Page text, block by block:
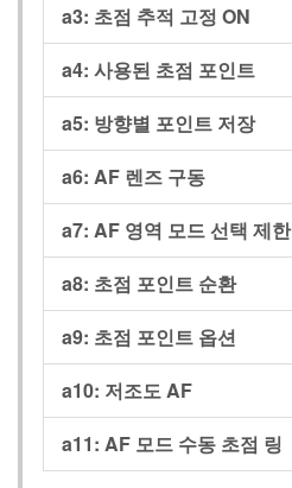
a3: 초점 추적 고정 ON
a4: 사용된 초점 포인트
a5: 방향별 포인트 저장
a6: AF 렌즈 구동
a7: AF 영역 모드 선택 제한
a8: 초점 포인트 순환
a9: 초점 포인트 옵션
a10: 저조도 AF
a11: AF 모드 수동 초점 링